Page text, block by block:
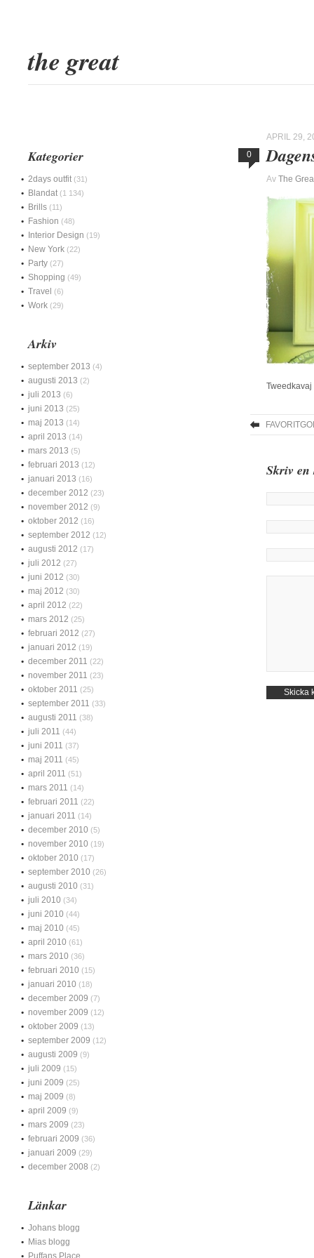
the great
APRIL 29,
0
Av The
Tweedkavaj
Skriv en
Kategorier
2days outfit (31)
Blandat (1 134)
Brills (11)
Fashion (48)
Interior Design (19)
New York (22)
Party (27)
Shopping (49)
Travel (6)
Work (29)
Arkiv
september 2013 (4)
augusti 2013 (2)
juli 2013 (6)
juni 2013 (25)
maj 2013 (14)
april 2013 (14)
mars 2013 (5)
februari 2013 (12)
januari 2013 (16)
december 2012 (23)
november 2012 (9)
oktober 2012 (16)
september 2012 (12)
augusti 2012 (17)
juli 2012 (27)
juni 2012 (30)
maj 2012 (30)
april 2012 (22)
mars 2012 (25)
februari 2012 (27)
januari 2012 (19)
december 2011 (22)
november 2011 (23)
oktober 2011 (25)
september 2011 (33)
augusti 2011 (38)
juli 2011 (44)
juni 2011 (37)
maj 2011 (45)
april 2011 (51)
mars 2011 (14)
februari 2011 (22)
januari 2011 (14)
december 2010 (5)
november 2010 (19)
oktober 2010 (17)
september 2010 (26)
augusti 2010 (31)
juli 2010 (34)
juni 2010 (44)
maj 2010 (45)
april 2010 (61)
mars 2010 (36)
februari 2010 (15)
januari 2010 (18)
december 2009 (7)
november 2009 (12)
oktober 2009 (13)
september 2009 (12)
augusti 2009 (9)
juli 2009 (15)
juni 2009 (25)
maj 2009 (8)
april 2009 (9)
mars 2009 (23)
februari 2009 (36)
januari 2009 (29)
december 2008 (2)
Länkar
Johans blogg
Mias blogg
Puffans Place